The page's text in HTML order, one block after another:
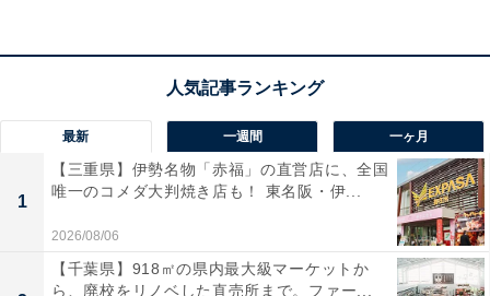
最新 一週間 一ヶ月
1
【三重県】伊勢名物「赤福」の直営店に、全国
唯一のコメダ大判焼き店も！ 東名阪・伊...
2026/08/06
【千葉県】918㎡の県内最大級マーケットか
ら、廃校をリノベした直売所まで。ファー...